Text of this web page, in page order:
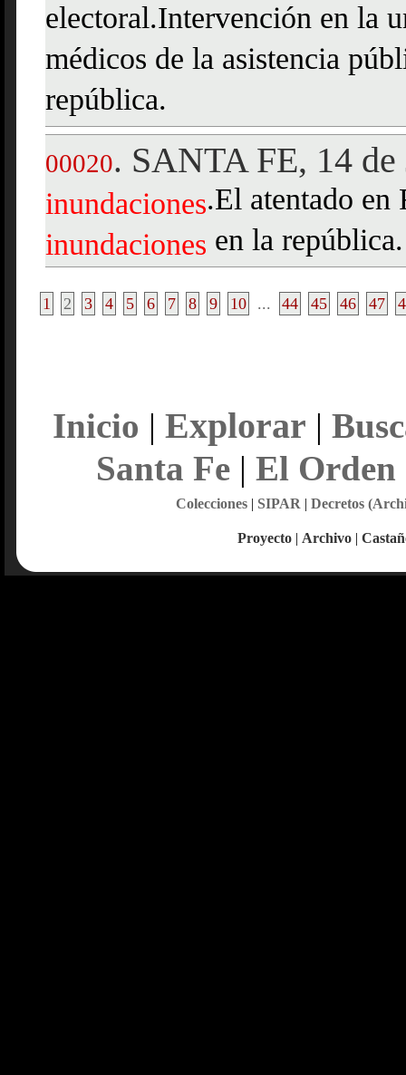
electoral.Intervención en la
médicos de la asistencia
república.
00020. SANTA FE, 14
inundaciones.El atentado en
inundaciones en la república.
1 2 3 4 5 6 7 8 9 10 ... 44 45 46 47
Inicio | Explorar |
Santa Fe| El Orden
Colecciones| SIPAR | Decretos
Proyecto | Archivo |